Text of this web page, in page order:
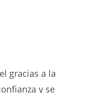
gracias a la
y se